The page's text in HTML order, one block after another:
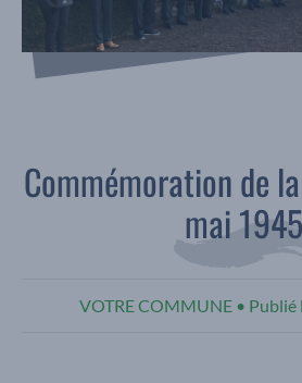
Commémoration de
mai 1945
VOTRE COMMUNE • Publié